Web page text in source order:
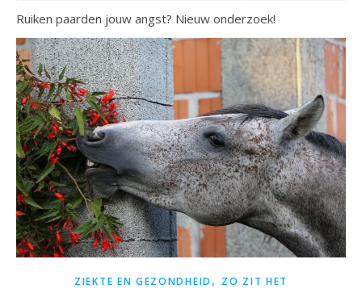
Ruiken paarden jouw angst? Nieuw onderzoek!
ZIEKTE EN GEZONDHEID , ZO ZIT HET